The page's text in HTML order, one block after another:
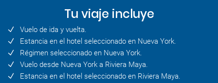
Tu viaje incluye
Vuelo de ida y vuelta.
Estancia en el hotel seleccionado en Nueva York.
Régimen seleccionado en Nueva York.
Vuelo desde Nueva York a Riviera Maya.
Estancia en el hotel seleccionado en Riviera Maya.